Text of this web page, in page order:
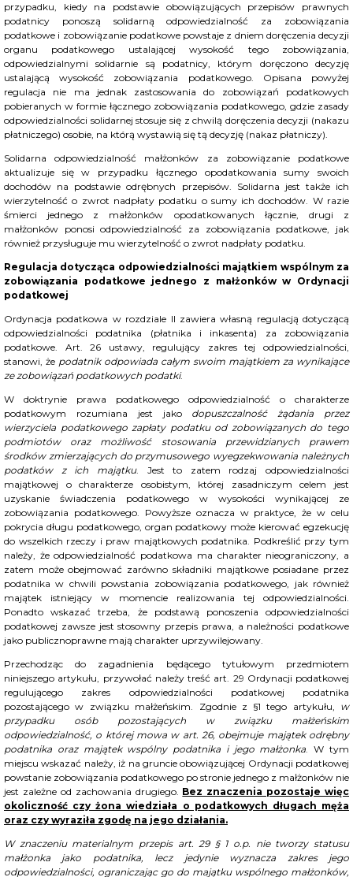
przypadku, kiedy na podstawie obowiązujących przepisów prawnych
podatnicy ponoszą solidarną odpowiedzialność za zobowiązania
podatkowe i zobowiązanie podatkowe powstaje z dniem doręczenia decyzji
organu podatkowego ustalającej wysokość tego zobowiązania,
odpowiedzialnymi solidarnie są podatnicy, którym doręczono decyzję
ustalającą wysokość zobowiązania podatkowego. Opisana powyżej
regulacja nie ma jednak zastosowania do zobowiązań podatkowych
pobieranych w formie łącznego zobowiązania podatkowego, gdzie zasady
odpowiedzialności solidarnej stosuje się z chwilą doręczenia decyzji (nakazu
płatniczego) osobie, na którą wystawią się tą decyzję (nakaz płatniczy).
Solidarna odpowiedzialność małżonków za zobowiązanie podatkowe
aktualizuje się w przypadku łącznego opodatkowania sumy swoich
dochodów na podstawie odrębnych przepisów. Solidarna jest także ich
wierzytelność o zwrot nadpłaty podatku o sumy ich dochodów. W razie
śmierci jednego z małżonków opodatkowanych łącznie, drugi z
małżonków ponosi odpowiedzialność za zobowiązania podatkowe, jak
również przysługuje mu wierzytelność o zwrot nadpłaty podatku.
Regulacja dotycząca odpowiedzialności majątkiem wspólnym za
zobowiązania podatkowe jednego z małżonków w Ordynacji
podatkowej
Ordynacja podatkowa w rozdziale II zawiera własną regulacją dotyczącą
odpowiedzialności podatnika (płatnika i inkasenta) za zobowiązania
podatkowe. Art. 26 ustawy, regulujący zakres tej odpowiedzialności,
stanowi, że podatnik odpowiada całym swoim majątkiem za wynikające
ze zobowiązań podatkowych podatki.
W doktrynie prawa podatkowego odpowiedzialność o charakterze
podatkowym rozumiana jest jako dopuszczalność żądania przez
wierzyciela podatkowego zapłaty podatku od zobowiązanych do tego
podmiotów oraz możliwość stosowania przewidzianych prawem
środków zmierzających do przymusowego wyegzekwowania należnych
podatków z ich majątku. Jest to zatem rodzaj odpowiedzialności
majątkowej o charakterze osobistym, której zasadniczym celem jest
uzyskanie świadczenia podatkowego w wysokości wynikającej ze
zobowiązania podatkowego. Powyższe oznacza w praktyce, że w celu
pokrycia długu podatkowego, organ podatkowy może kierować egzekucję
do wszelkich rzeczy i praw majątkowych podatnika. Podkreślić przy tym
należy, że odpowiedzialność podatkowa ma charakter nieograniczony, a
zatem może obejmować zarówno składniki majątkowe posiadane przez
podatnika w chwili powstania zobowiązania podatkowego, jak również
majątek istniejący w momencie realizowania tej odpowiedzialności.
Ponadto wskazać trzeba, że podstawą ponoszenia odpowiedzialności
podatkowej zawsze jest stosowny przepis prawa, a należności podatkowe
jako publicznoprawne mają charakter uprzywilejowany.
Przechodząc do zagadnienia będącego tytułowym przedmiotem
niniejszego artykułu, przywołać należy treść art. 29 Ordynacji podatkowej
regulującego zakres odpowiedzialności podatkowej podatnika
pozostającego w związku małżeńskim. Zgodnie z §1 tego artykułu, w
przypadku osób pozostających w związku małżeńskim
odpowiedzialność, o której mowa w art. 26, obejmuje majątek odrębny
podatnika oraz majątek wspólny podatnika i jego małżonka. W tym
miejscu wskazać należy, iż na gruncie obowiązującej Ordynacji podatkowej
powstanie zobowiązania podatkowego po stronie jednego z małżonków nie
jest zależne od zachowania drugiego. Bez znaczenia pozostaje więc
okoliczność czy żona wiedziała o podatkowych długach męża
oraz czy wyraziła zgodę na jego działania.
W znaczeniu materialnym przepis art. 29 § 1 o.p. nie tworzy statusu
małżonka jako podatnika, lecz jedynie wyznacza zakres jego
odpowiedzialności, ograniczając go do majątku wspólnego małżonków,